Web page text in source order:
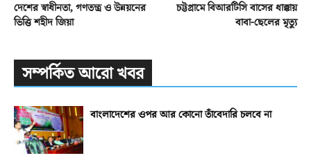
দেশের স্বাধীনতা, গণতন্ত্র ও উন্নয়নের
ভিত্তি শহীদ জিয়া
চট্টগ্রামে বিআরটিসি বাসের ধাক্কায়
বাবা-ছেলের মৃত্যু
সম্পর্কিত আরো খবর
বাংলাদেশের ওপর আর কোনো তাঁবেদারি চলবে না